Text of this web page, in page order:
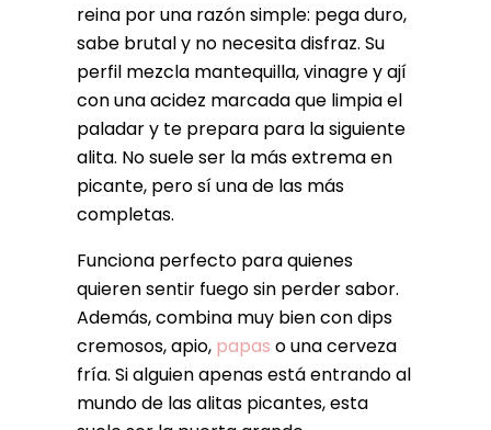
reina por una razón simple: pega duro,
sabe brutal y no necesita disfraz. Su
perfil mezcla mantequilla, vinagre y ají
con una acidez marcada que limpia el
paladar y te prepara para la siguiente
alita. No suele ser la más extrema en
picante, pero sí una de las más
completas.
Funciona perfecto para quienes
quieren sentir fuego sin perder sabor.
Además, combina muy bien con dips
cremosos, apio, papas o una cerveza
fría. Si alguien apenas está entrando al
mundo de las alitas picantes, esta